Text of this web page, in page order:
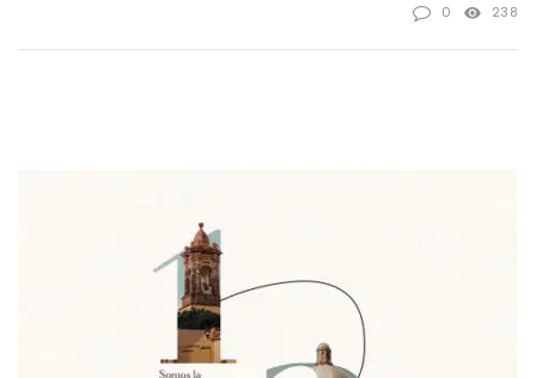
0 238